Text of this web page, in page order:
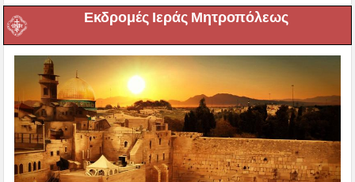
Εκδρομές Ιεράς Μητροπόλεως